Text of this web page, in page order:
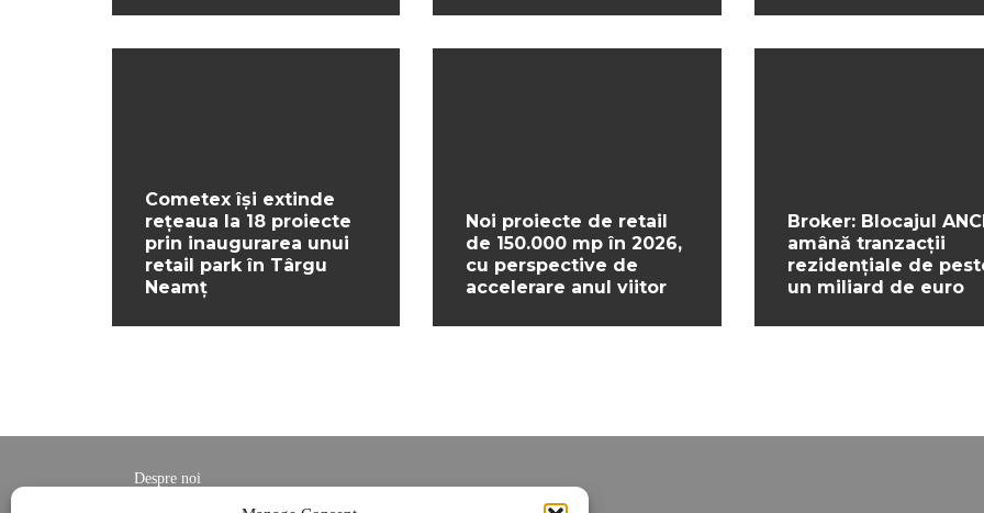
Cometex își extinde
rețeaua la 18 proiecte
prin inaugurarea unui
retail park în Târgu
Neamț
Noi proiecte de retail
de 150.000 mp în 2026,
cu perspective de
accelerare anul viitor
Broker: Blocajul
amână tranzacții
rezidențiale de
un miliard de euro
Despre noi